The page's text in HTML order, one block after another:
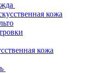
кожа
кожа